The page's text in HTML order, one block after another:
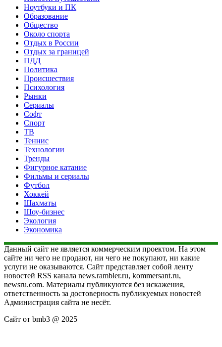
Ноутбуки и ПК
Образование
Общество
Около спорта
Отдых в России
Отдых за границей
ПДД
Политика
Происшествия
Психология
Рынки
Сериалы
Софт
Спорт
ТВ
Теннис
Технологии
Тренды
Фигурное катание
Фильмы и сериалы
Футбол
Хоккей
Шахматы
Шоу-бизнес
Экология
Экономика
Данный сайт не является коммерческим проектом. На этом
сайте ни чего не продают, ни чего не покупают, ни какие
услуги не оказываются. Сайт представляет собой ленту
новостей RSS канала news.rambler.ru, kommersant.ru,
newsru.com. Материалы публикуются без искажения,
ответственность за достоверность публикуемых новостей
Администрация сайта не несёт.
Сайт от bmb3 @ 2025